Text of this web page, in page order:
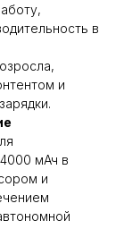
в
и
мАч в
и